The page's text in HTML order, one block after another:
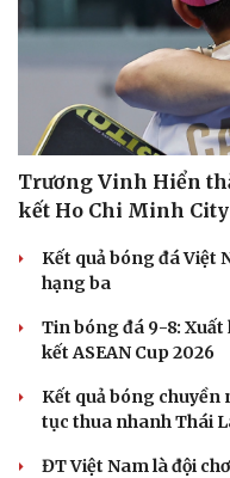
Trương Vinh Hiển
kết Ho Chi Minh City
Kết quả bóng đá Việt
hạng ba
Tin bóng đá 9-8: Xuất
kết ASEAN Cup 2026
Kết quả bóng chuyền
tục thua nhanh Thái
ĐT Việt Nam là đội